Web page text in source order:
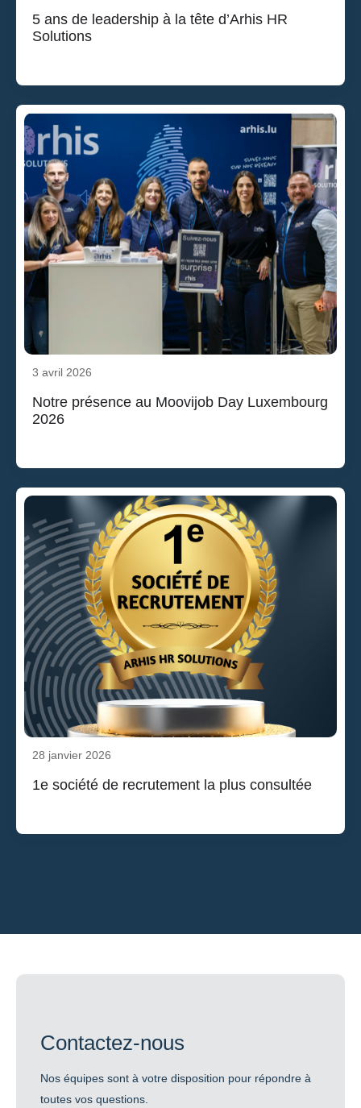
5 ans de leadership à la tête d’Arhis HR
Solutions
3 avril 2026
Notre présence au Moovijob Day Luxembourg
2026
28 janvier 2026
1e société de recrutement la plus consultée
Contactez-nous
Nos équipes sont à votre disposition pour répondre à
toutes vos questions.